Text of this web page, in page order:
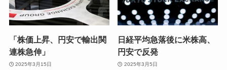
「株価上昇、円安で輸出関
連株急伸」
2025年3月15日
日経平均急落後に米株高、
円安で反発
2025年3月5日